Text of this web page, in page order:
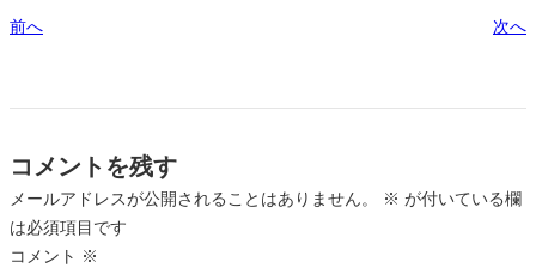
前へ 次へ
コメントを残す
メールアドレスが公開されることはありません。 ※ が付いている欄
は必須項目です
コメント ※